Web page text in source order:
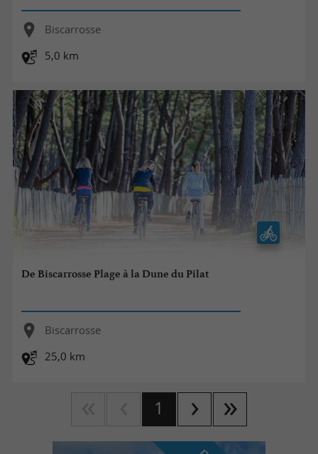
Biscarrosse
5,0 km
De Biscarrosse Plage à la Dune du Pilat
Biscarrosse
25,0 km
1